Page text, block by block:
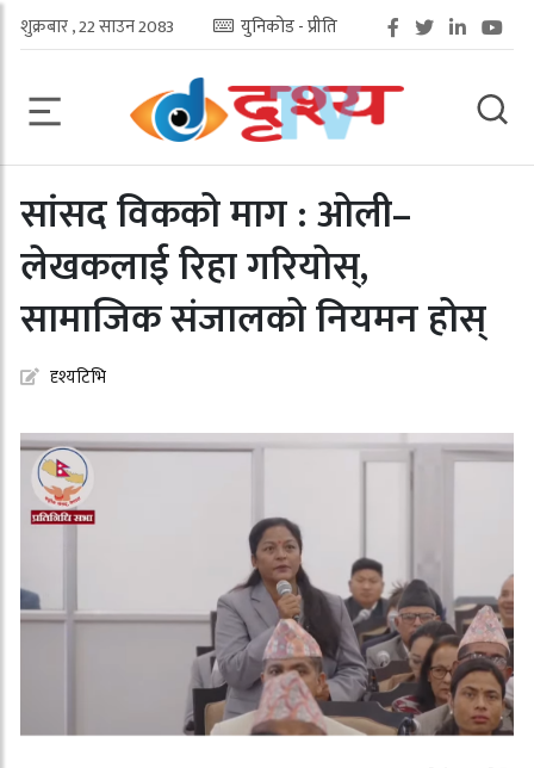
शुक्रबार , 22 साउन 2083 युनिकोड - प्रीति
सांसद विकको माग : ओली–
लेखकलाई रिहा गरियोस्,
सामाजिक संजालको नियमन होस्
दृश्यटिभि